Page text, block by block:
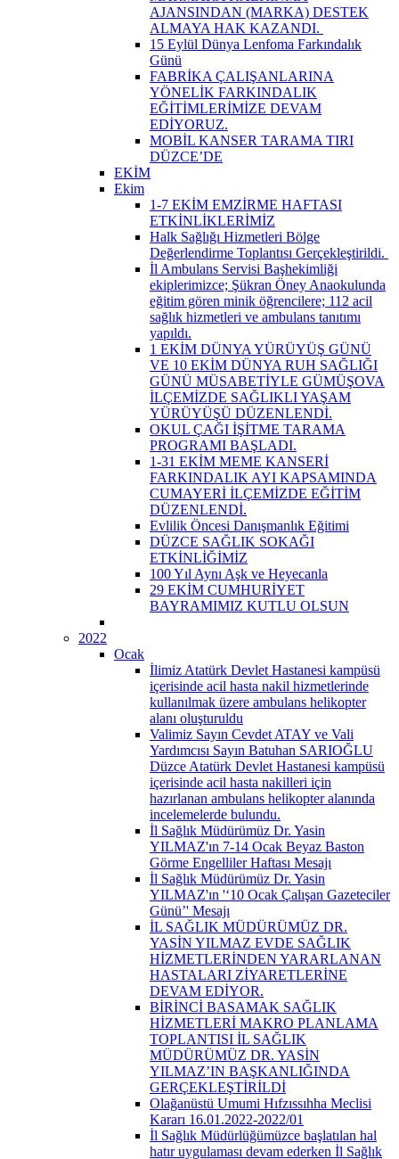
AJANSINDAN (MARKA) DESTEK
ALMAYA HAK KAZANDI. ​
15 Eylül Dünya Lenfoma Farkındalık
Günü
FABRİKA ÇALIŞANLARINA
YÖNELİK FARKINDALIK
EĞİTİMLERİMİZE DEVAM
EDİYORUZ.
MOBİL KANSER TARAMA TIRI
DÜZCE’DE
EKİM
Ekim
1-7 EKİM EMZİRME HAFTASI
ETKİNLİKLERİMİZ
Halk Sağlığı Hizmetleri Bölge
Değerlendirme Toplantısı Gerçekleştirildi. ​
İl Ambulans Servisi Başhekimliği
ekiplerimizce; Şükran Öney Anaokulunda
eğitim gören minik öğrencilere; 112 acil
sağlık hizmetleri ve ambulans tanıtımı
yapıldı.
1 EKİM DÜNYA YÜRÜYÜŞ GÜNÜ
VE 10 EKİM DÜNYA RUH SAĞLIĞI
GÜNÜ MÜSABETİYLE GÜMÜŞOVA
İLÇEMİZDE SAĞLIKLI YAŞAM
YÜRÜYÜŞÜ DÜZENLENDİ.
OKUL ÇAĞI İŞİTME TARAMA
PROGRAMI BAŞLADI.
1-31 EKİM MEME KANSERİ
FARKINDALIK AYI KAPSAMINDA
CUMAYERİ İLÇEMİZDE EĞİTİM
DÜZENLENDİ.
Evlilik Öncesi Danışmanlık Eğitimi
DÜZCE SAĞLIK SOKAĞI
ETKİNLİĞİMİZ
100 Yıl Aynı Aşk ve Heyecanla
29 EKİM CUMHURİYET
BAYRAMIMIZ KUTLU OLSUN
2022
Ocak
İlimiz Atatürk Devlet Hastanesi kampüsü
içerisinde acil hasta nakil hizmetlerinde
kullanılmak üzere ambulans helikopter
alanı oluşturuldu
Valimiz Sayın Cevdet ATAY ve Vali
Yardımcısı Sayın Batuhan SARIOĞLU
Düzce Atatürk Devlet Hastanesi kampüsü
içerisinde acil hasta nakilleri için
hazırlanan ambulans helikopter alanında
incelemelerde bulundu.
İl Sağlık Müdürümüz Dr. Yasin
YILMAZ'ın 7-14 Ocak Beyaz Baston
Görme Engelliler Haftası Mesajı
İl Sağlık Müdürümüz Dr. Yasin
YILMAZ'ın '‘10 Ocak Çalışan Gazeteciler
Günü’' Mesajı
İL SAĞLIK MÜDÜRÜMÜZ DR.
YASİN YILMAZ EVDE SAĞLIK
HİZMETLERİNDEN YARARLANAN
HASTALARI ZİYARETLERİNE
DEVAM EDİYOR.
BİRİNCİ BASAMAK SAĞLIK
HİZMETLERİ MAKRO PLANLAMA
TOPLANTISI İL SAĞLIK
MÜDÜRÜMÜZ DR. YASİN
YILMAZ’IN BAŞKANLIĞINDA
GERÇEKLEŞTİRİLDİ
Olağanüstü Umumi Hıfzıssıhha Meclisi
Kararı 16.01.2022-2022/01
İl Sağlık Müdürlüğümüzce başlatılan hal
hatır uygulaması devam ederken İl Sağlık